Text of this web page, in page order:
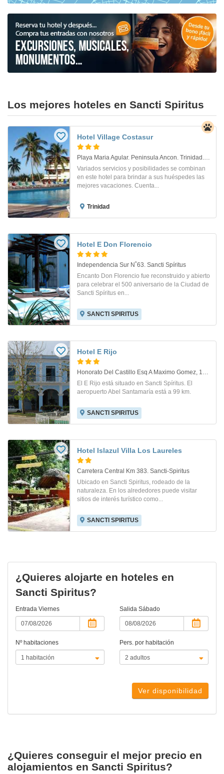
Los mejores hoteles en Sancti Spiritus
Hotel Village Costasur
Playa Maria Agular. Peninsula Ancon. Trinidad. Sancti Spiritus
Variados servicios y posibilidades se combinan
en este hotel para brindar a sus huéspedes las
mejores vacaciones. Cuenta...
Trinidad
Hotel E Don Florencio
Independencia Sur N˚63. Sancti Spíritus
Encanto Don Florencio fue reconstruido y abierto
para celebrar el 500 aniversario de la Ciudad de
Sancti Spíritus en...
SANCTI SPIRITUS
Hotel E Rijo
Honorato Del Castillo Esq A Maximo Gomez, 12, - S. Sancti Spiritus
El E Rijo está situado en Sancti Spíritus. El
aeropuerto Abel Santamaría está a 99 km.
SANCTI SPIRITUS
Hotel Islazul Villa Los Laureles
Carretera Central Km 383. Sancti-Spiritus
Ubicado en Sancti Spiritus, rodeado de la
naturaleza. En los alrededores puede visitar
sitios de interés turístico como...
SANCTI SPIRITUS
¿Quieres alojarte en hoteles en
Sancti Spiritus?
Entrada Viernes Salida Sábado
Nº habitaciones Pers. por habitación
Ver disponibilidad
¿Quieres conseguir el mejor precio en
alojamientos en Sancti Spiritus?